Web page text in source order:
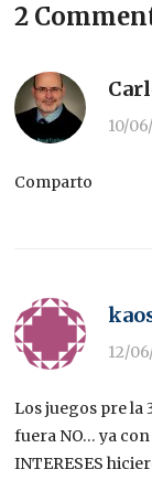
2
10/
Comparto
12/
Los juegos pre la
fuera NO… ya
INTERESES